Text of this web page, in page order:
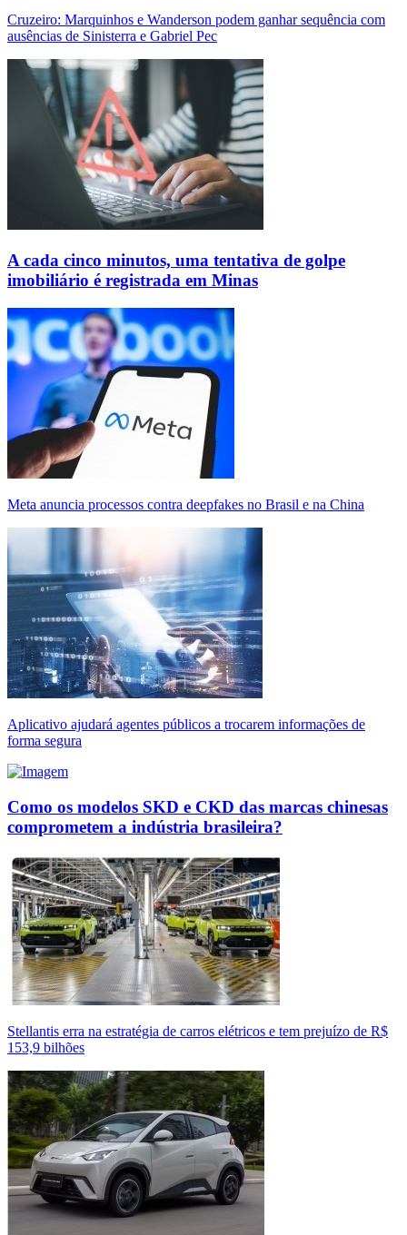
Cruzeiro: Marquinhos e Wanderson podem ganhar sequência com
ausências de Sinisterra e Gabriel Pec
A cada cinco minutos, uma tentativa de golpe
imobiliário é registrada em Minas
Meta anuncia processos contra deepfakes no Brasil e na China
Aplicativo ajudará agentes públicos a trocarem informações de
forma segura
Como os modelos SKD e CKD das marcas chinesas
comprometem a indústria brasileira?
Stellantis erra na estratégia de carros elétricos e tem prejuízo de R$
153,9 bilhões